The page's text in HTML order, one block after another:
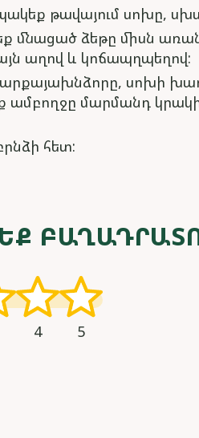
թավայում սոխը,
մնացած ձեթը միսն
աղով և կոճապղպեղով:
արքայախնձորը, սոխի
ամբողջը մարմանդ
հետ:
4 5